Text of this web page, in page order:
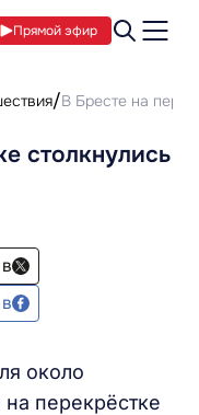
Прямой эфир
В Бресте на
столкнулись
около
перекрёстке